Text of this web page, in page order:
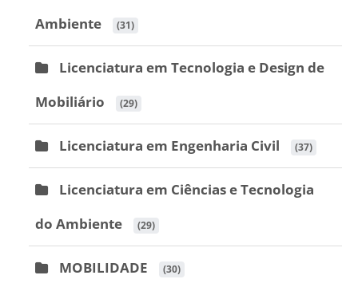
Ambiente
(31)
Licenciatura em Tecnologia e Design de
Mobiliário
(29)
Licenciatura em Engenharia Civil (37)
Licenciatura em Ciências e Tecnologia
do Ambiente
(29)
MOBILIDADE (30)